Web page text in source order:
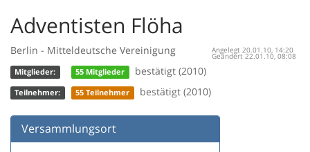
Adventisten Flöha
Angelegt 20.01.10, 14:20
Geändert 22.01.10, 08:08
Berlin - Mitteldeutsche Vereinigung
Mitglieder: 55 Mitglieder bestätigt (2010)
Teilnehmer: 55 Teilnehmer bestätigt (2010)
Versammlungsort